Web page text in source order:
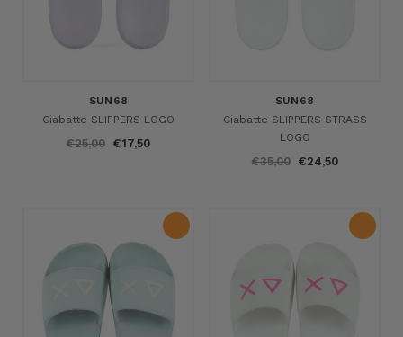
SUN68
Ciabatte SLIPPERS LOGO
€25,00 €17,50
SUN68
Ciabatte SLIPPERS STRASS
LOGO
€35,00 €24,50